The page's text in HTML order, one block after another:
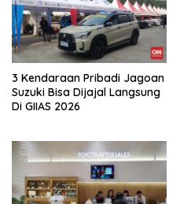
3 Kendaraan Pribadi Jagoan
Suzuki Bisa Dijajal Langsung
Di GIIAS 2026